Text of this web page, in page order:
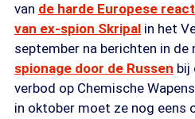
van de harde Europese
van ex-spion Skripal in het
september na berichten in de
spionage door de Russen bij
verbod op Chemische
in oktober moet ze nog eens